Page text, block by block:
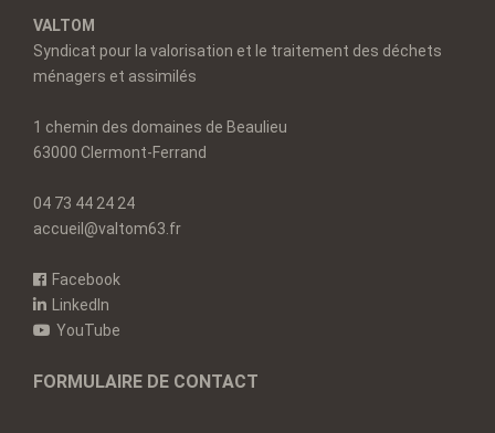
VALTOM
Syndicat pour la valorisation et le traitement des déchets
ménagers et assimilés
1 chemin des domaines de Beaulieu
63000 Clermont-Ferrand
04 73 44 24 24
accueil@valtom63.fr
Facebook
LinkedIn
YouTube
FORMULAIRE DE CONTACT